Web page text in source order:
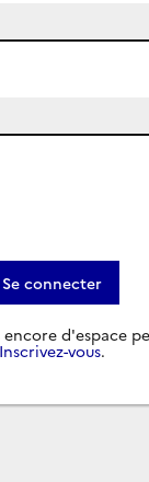
Se connecter
encore d'espace
Inscrivez-vous.